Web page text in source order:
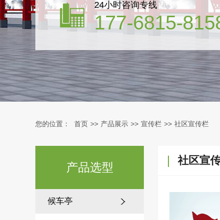
24小时咨询专线
177-6815-
您的位置： 首页 >> 产品展示 >> 宣传栏 >> 社区宣传栏
产品选型
候车亭
社区宣